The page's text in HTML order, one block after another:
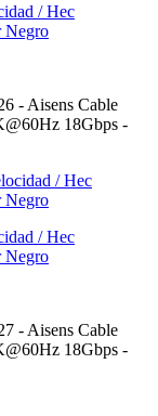
/ Hec
Negro
- Aisens Cable
18Gbps -
/ Hec
Negro
- Aisens Cable
18Gbps -